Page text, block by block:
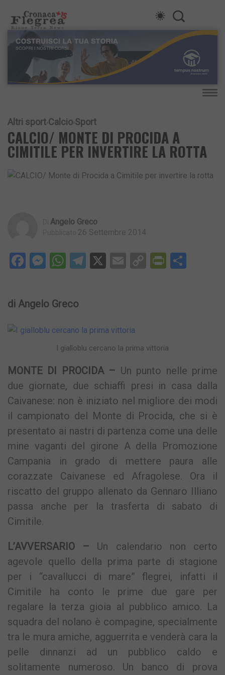
Altri sport Calcio Sport
CALCIO/ MONTE DI PROCIDA A
CIMITILE PER INVERTIRE LA ROTTA
Angelo Greco
26 Settembre 2014
Facebook
Messenger
WhatsApp
Telegram
X EmailCopy
di Angelo Greco
I gialloblu cercano la prima vittoria
MONTE DI PROCIDA – Un punto nelle prime
due giornate, due schiaffi presi in casa dalla
Caivanese: non è iniziato nel migliore dei modi
il campionato del Monte di Procida, che si è
presentato ai nastri di partenza come una delle
mine vaganti del girone A della Promozione
Campania in grado di mettere paura alle
corazzate Caivanese ed Afragolese. Ora il
riscatto del gruppo allenato da Gennaro Illiano
passa anche per la trasferta di sabato di
Cimitile.
L’AVVERSARIO – Un calendario non certo
agevole quello della prima parte di stagione
per i “cavallucci di mare” flegrei, infatti il
Cimitile ha conto le prime due gare per
regalare la terza gioia al pubblico amico. La
squadra del nolano è compagine, specialmente
tra le mura amiche, agguerrita e venderà cara la
pelle dinnanzi ad un pubblico caldo e
solitamente numeroso. Un banco di prova